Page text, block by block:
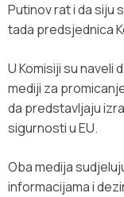
Putinov rat i da siju
tada predsjednica
U Komisiji su naveli
mediji za
da predstavljaju
sigurnosti u EU.
Oba medija
informacijama i